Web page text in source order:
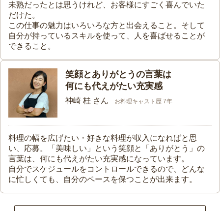
未熟だったとは思うけれど、お客様にすごく喜んでいた
だけた。
この仕事の魅力はいろいろな方と出会えること。そして
自分が持っているスキルを使って、人を喜ばせることが
できること。
笑顔とありがとうの言葉は
何にも代えがたい充実感
神崎 桂 さん お料理キャスト歴 7年
料理の幅を広げたい・好きな料理が収入になればと思
い、応募。「美味しい」という笑顔と「ありがとう」の
言葉は、何にも代えがたい充実感になっています。
自分でスケジュールをコントロールできるので、どんな
に忙しくても、自分のペースを保つことが出来ます。